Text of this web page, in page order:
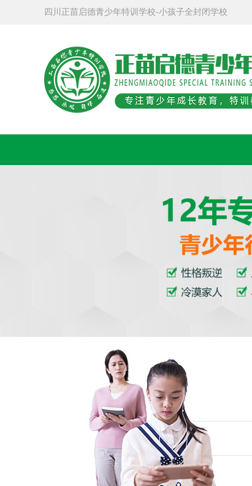
四川正苗启德青少年特训学校-小孩子全封闭学校